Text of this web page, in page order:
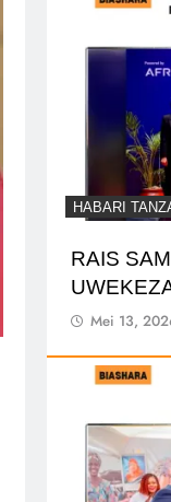
HABARI
RAIS
Mei 13,